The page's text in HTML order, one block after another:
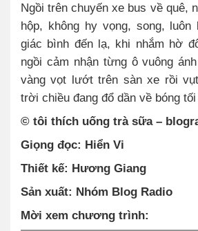
Ngồi trên chuyến xe bus về quê,
hộp, không hy vọng, song, luôn
giác bình đến lạ, khi nhắm hờ
ngồi cảm nhận từng ô vuông
vàng vọt lướt trên sàn xe rồi
trời chiều đang đổ dần về bóng
© tôi thích uống trà sữa –
Giọng đọc: Hiển Vi
Thiết kế: Hương Giang
Sản xuất: Nhóm Blog Radio
Mời xem chương trình: